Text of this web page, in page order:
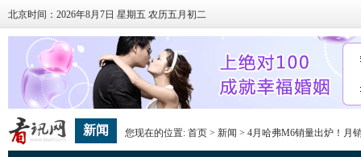
北京时间：2026年8月7日 星期五 农历五月初二
新闻 您现在的位置:首页 >新闻 > 4月哈弗M6销量出炉！月